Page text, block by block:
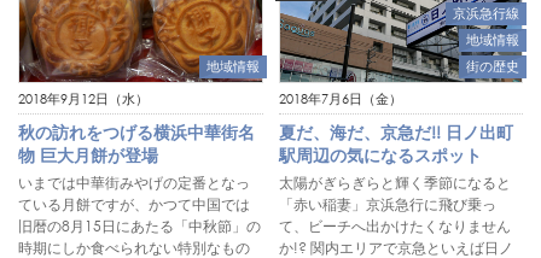
地域情報
2018年9月12日（水）
秋の訪れをつげる横浜中華街名
物 巨大月餅が登場
いまでは中華街みやげの定番となっ
ている月餅ですが、かつて中国では
旧暦の8月15日にあたる「中秋節」の
時期にしか食べられない特別なもの
京浜急行線
地域情報
街の歴史
2018年7月6日（金）
夏だ、海だ、京急だ!! 日ノ出町
駅周辺の気になるスポット
太陽がぎらぎらと輝く季節になると
「赤い稲妻」京浜急行に飛び乗っ
て、ビーチへ出かけたくなりません
か!? 関内エリアで京急といえば日ノ